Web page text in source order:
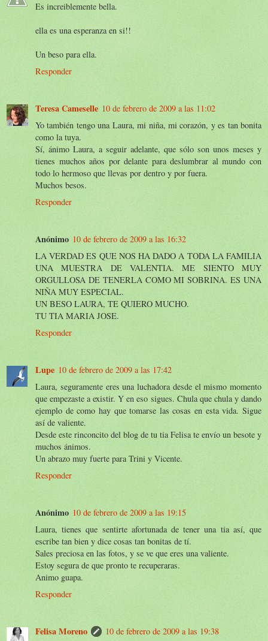
Es increiblemente bella.
ella es una esperanza en si!!
Un beso para ella.
Responder
Teresa Cameselle 10 de febrero de 2009 a las 11:02
Yo también tengo una Laura, mi niña, mi corazón, y es tan bonita
como la tuya.
Sí, ánimo Laura, a seguir adelante, que sólo son unos meses y
tienes muchos años por delante para deslumbrar al mundo con
todo lo hermoso que llevas por dentro y por fuera.
Muchos besos.
Responder
Anónimo 10 de febrero de 2009 a las 16:32
LA VERDAD ES QUE NOS HA DADO A TODA LA FAMILIA
UNA MUESTRA DE VALENTIA. ME SIENTO MUY
ORGULLOSA DE TENERLA COMO MI SOBRINA. ES UNA
NIÑA MUY ESPECIAL.
UN BESO LAURA, TE QUIERO MUCHO.
TU TIA MARIA JOSE.
Responder
Lupe 10 de febrero de 2009 a las 17:42
Laura, seguramente eres una luchadora desde el mismo momento
que empezaste a existir. Y en eso sigues. Chula que chula y dando
ejemplo de como hay que tomarse las cosas en esta vida. Sigue
así de valiente.
Desde este rinconcito del blog de tu tia Felisa te envío un besote y
muchos ánimos.
Un abrazo muy fuerte para Trini y Vicente.
Responder
Anónimo 10 de febrero de 2009 a las 19:15
Laura, tienes que sentirte afortunada de tener una tia así, que
escribe tan bien y dice cosas tan bonitas de tí.
Sales preciosa en las fotos, y se ve que eres una valiente.
Estoy segura de que pronto te recuperaras.
Animo guapa.
Responder
Felisa Moreno
10 de febrero de 2009 a las 19:38